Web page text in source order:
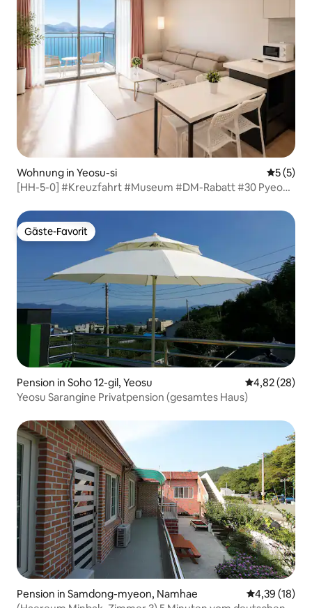
Wohnung in Yeosu-si
5 (5)
[HH-5-0] #Kreuzfahrt #Museum #DM-Rabatt #30 Pyeong
Gäste-Favorit
Gäste-Favorit
Pension in Soho 12-gil, Yeosu
4,82 (28)
Yeosu Sarangine Privatpension (gesamtes Haus)
Pension in Samdong-myeon, Namhae
4,39 (18)